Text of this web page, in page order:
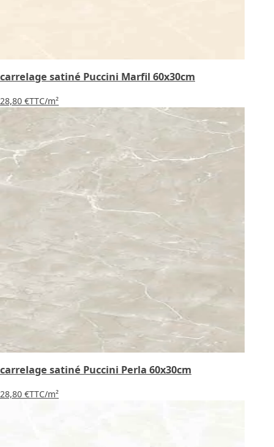
carrelage satiné Puccini Marfil 60x30cm
28,80 €TTC/m²
carrelage satiné Puccini Perla 60x30cm
28,80 €TTC/m²